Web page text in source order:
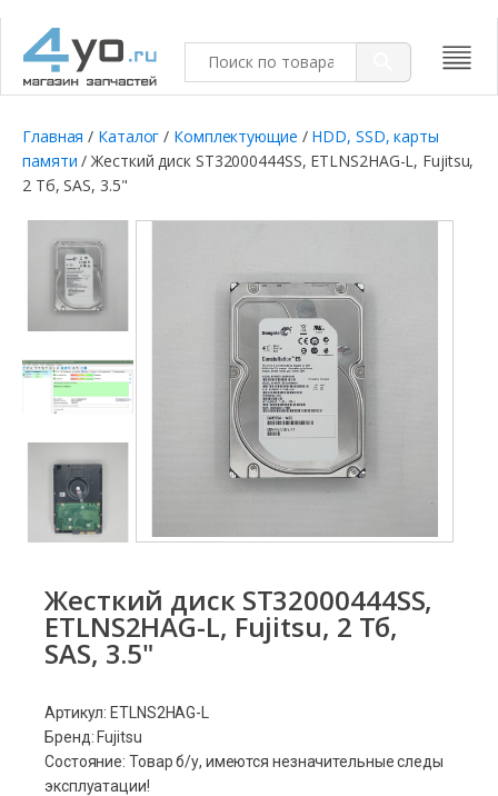
Главная / Каталог / Комплектующие / HDD, SSD, карты
памяти / Жесткий диск ST32000444SS, ETLNS2HAG-L, Fujitsu,
2 Тб, SAS, 3.5"
Жесткий диск ST32000444SS,
ETLNS2HAG-L, Fujitsu, 2 Тб,
SAS, 3.5"
Артикул: ETLNS2HAG-L
Бренд: Fujitsu
Состояние: Товар б/у, имеются незначительные следы
эксплуатации!